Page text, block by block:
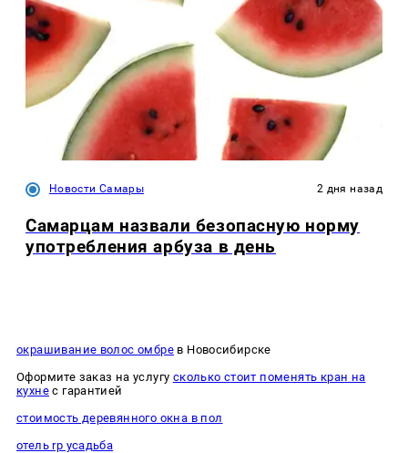
Новости Самары 2 дня назад
Самарцам назвали безопасную норму
употребления арбуза в день
окрашивание волос омбрев Новосибирске
Оформите заказ на услугу сколько стоит поменять кран на
кухнес гарантией
стоимость деревянного окна в пол
отель rp усадьба